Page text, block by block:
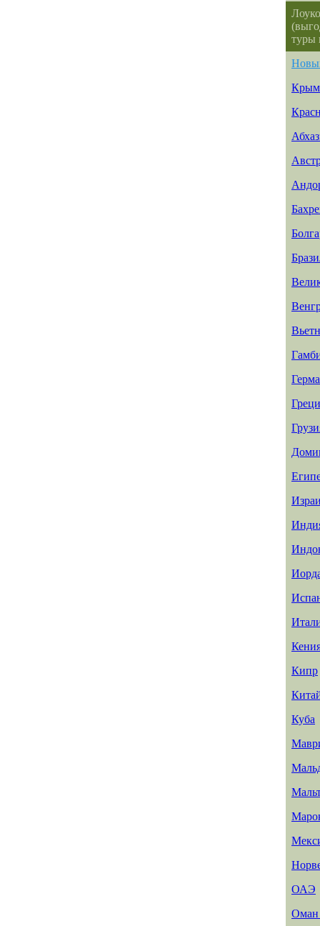
туры
Крым
Кипр
Куба
ОАЭ